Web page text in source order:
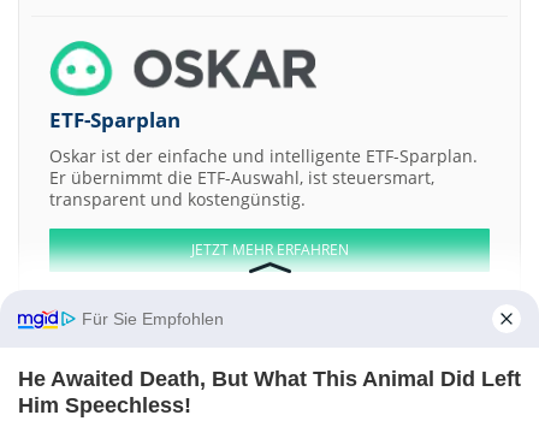
ETF-Sparplan
Oskar ist der einfache und intelligente ETF-Sparplan.
Er übernimmt die ETF-Auswahl, ist steuersmart,
transparent und kostengünstig.
JETZT MEHR ERFAHREN
Aktien ATX DAX EuroStoxx 50 Dow Jones NASDAQ 100 Nikkei 225
Für Sie Empfohlen
He Awaited Death, But What This Animal Did Left
Him Speechless!